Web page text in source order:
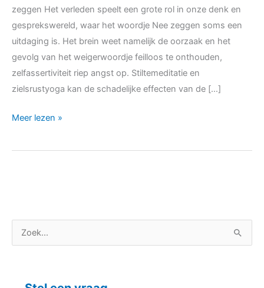
zeggen Het verleden speelt een grote rol in onze denk en
gesprekswereld, waar het woordje Nee zeggen soms een
uitdaging is. Het brein weet namelijk de oorzaak en het
gevolg van het weigerwoordje feilloos te onthouden,
zelfassertiviteit riep angst op. Stiltemeditatie en
zielsrustyoga kan de schadelijke effecten van de […]
Meer lezen »
a